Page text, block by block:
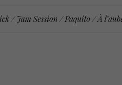
/ Jam Session / Paquito / À